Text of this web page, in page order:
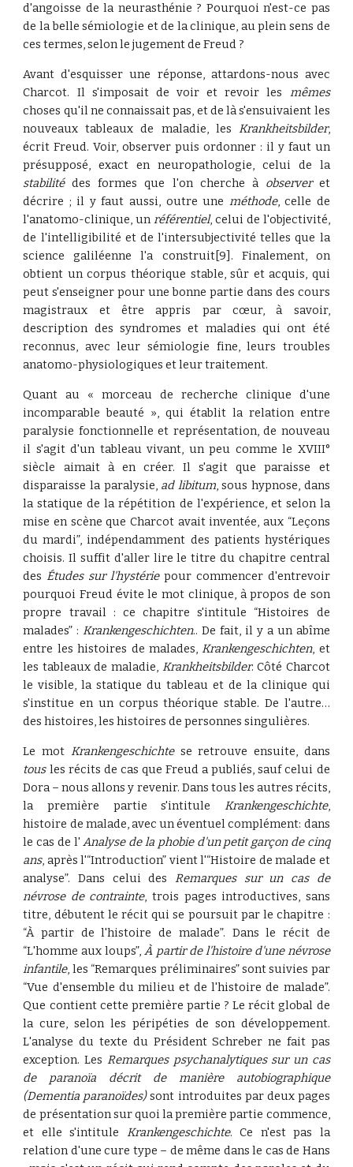
d'angoisse de la neurasthénie ? Pourquoi n'est-ce pas
de la belle sémiologie et de la clinique, au plein sens de
ces termes, selon le jugement de Freud ?
Avant d'esquisser une réponse, attardons-nous avec
Charcot. Il s'imposait de voir et revoir les mêmes
choses qu'il ne connaissait pas, et de là s'ensuivaient les
nouveaux tableaux de maladie, les Krankheitsbilder,
écrit Freud. Voir, observer puis ordonner : il y faut un
présupposé, exact en neuropathologie, celui de la
stabilitédes formes que l'on cherche à observeret
décrire ; il y faut aussi, outre une méthode, celle de
l'anatomo-clinique, unréférentiel, celui de l'objectivité,
de l'intelligibilité et de l'intersubjectivité telles que la
science galiléenne l'a construit[9]. Finalement, on
obtient un corpus théorique stable, sûr et acquis, qui
peut s'enseigner pour une bonne partie dans des cours
magistraux et être appris par cœur, à savoir,
description des syndromes et maladies qui ont été
reconnus, avec leur sémiologie fine, leurs troubles
anatomo-physiologiques et leur traitement.
Quant au « morceau de recherche clinique d'une
incomparable beauté », qui établit la relation entre
paralysie fonctionnelle et représentation, de nouveau
il s'agit d'un tableau vivant, un peu comme le XVIII°
siècle aimait à en créer. Il s'agit que paraisse et
disparaisse la paralysie, ad libitum, sous hypnose, dans
la statique de la répétition de l'expérience, et selon la
mise en scène que Charcot avait inventée, aux “Leçons
du mardi”, indépendamment des patients hystériques
choisis. Il suffit d'aller lire le titre du chapitre central
desÉtudes sur l'hystériepour commencer d'entrevoir
pourquoi Freud évite le mot clinique, à propos de son
propre travail : ce chapitre s'intitule “Histoires de
malades” :Krankengeschichten.. De fait, il y a un abîme
entre les histoires de malades,Krankengeschichten, et
les tableaux de maladie, Krankheitsbilder. Côté Charcot
le visible, la statique du tableau et de la clinique qui
s'institue en un corpus théorique stable. De l'autre…
des histoires, les histoires de personnes singulières.
Le mot Krankengeschichte se retrouve ensuite, dans
tousles récits de cas que Freud a publiés, sauf celui de
Dora – nous allons y revenir. Dans tous les autres récits,
la première partie s'intitule Krankengeschichte,
histoire de malade, avec un éventuel complément: dans
le cas de l'Analyse de la phobie d'un petit garçon de cinq
ans, après l'“Introduction” vient l'“Histoire de malade et
analyse”. Dans celui des Remarques sur un cas de
névrose de contrainte, trois pages introductives, sans
titre, débutent le récit qui se poursuit par le chapitre :
“À partir de l'histoire de malade”. Dans le récit de
“L'homme aux loups”,À partir de l'histoire d'une névrose
infantile, les “Remarques préliminaires” sont suivies par
“Vue d'ensemble du milieu et de l'histoire de malade”.
Que contient cette première partie ? Le récit global de
la cure, selon les péripéties de son développement.
L'analyse du texte du Président Schreber ne fait pas
exception. Les Remarques psychanalytiques sur un cas
de paranoïa décrit de manière autobiographique
(Dementia paranoïdes)sont introduites par deux pages
de présentation sur quoi la première partie commence,
et elle s'intitule Krankengeschichte. Ce n'est pas la
relation d'une cure type – de même dans le cas de Hans